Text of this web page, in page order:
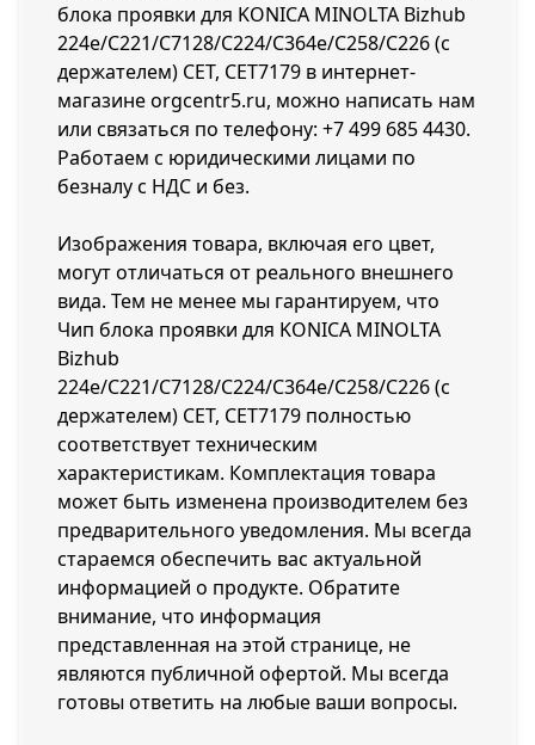
блока проявки для KONICA MINOLTA Bizhub
224e/C221/C7128/C224/C364e/C258/C226 (с
держателем) CET, CET7179 в интернет-
магазине orgcentr5.ru, можно написать нам
или связаться по телефону: +7 499 685 4430.
Работаем с юридическими лицами по
безналу с НДС и без.
Изображения товара, включая его цвет,
могут отличаться от реального внешнего
вида. Тем не менее мы гарантируем, что
Чип блока проявки для KONICA MINOLTA
Bizhub
224e/C221/C7128/C224/C364e/C258/C226 (с
держателем) CET, CET7179 полностью
соответствует техническим
характеристикам. Комплектация товара
может быть изменена производителем без
предварительного уведомления. Мы всегда
стараемся обеспечить вас актуальной
информацией о продукте. Обратите
внимание, что информация
представленная на этой странице, не
являются публичной офертой. Мы всегда
готовы ответить на любые ваши вопросы.